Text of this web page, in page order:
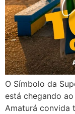
O Símbolo da
está chegando
Amaturá convida